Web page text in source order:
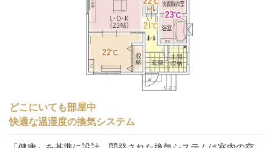
どこにいても部屋中
快適な温湿度の換気システム